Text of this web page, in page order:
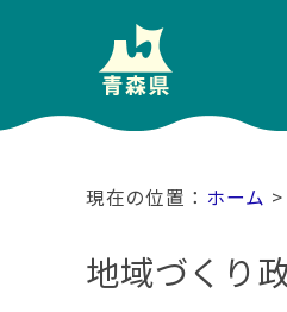
ホーム
地域づくり